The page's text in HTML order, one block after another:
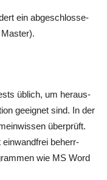
ein abge­schlos­se­
üblich, um her­aus­
geeig­net sind. In der
über­prüft.
ein­wand­frei beherr­
wie MS Word